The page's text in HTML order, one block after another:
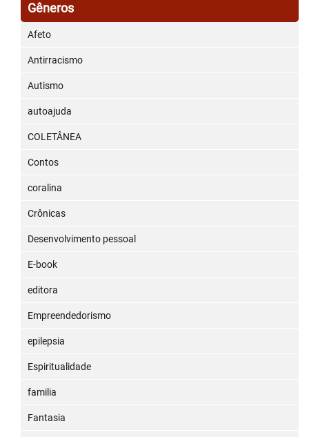
Gêneros
Afeto
Antirracismo
Autismo
autoajuda
COLETÂNEA
Contos
coralina
Crônicas
Desenvolvimento pessoal
E-book
editora
Empreendedorismo
epilepsia
Espiritualidade
familia
Fantasia